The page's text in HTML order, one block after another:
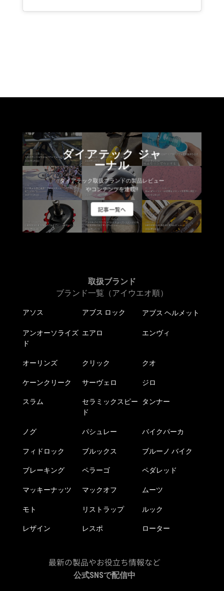
ダイアテック ジャ
ーナル
ダイアテック取扱ブランドの製品レビュー
やコンテンツを連載!!
記事一覧へ
取扱ブランド
ブランド一覧（アイウエオ順）
アソス アブス ロック アブス ヘルメット
アンオーソライズ
ド
エアロ エンヴィ
オーリンズ クリック クオ
ケーンクリーク サーヴェロ ジロ
スラム
セラミックスピー
ド
タンナー
ノグ パシュレー バイクパーカ
フィドロック ブルックス ブルーノ バイク
ブレーキング ペラーゴ ペダレッド
マッキーナッツ マックオフ ムーツ
モト リストラップ ルック
レザイン レスポ ローター
最新の製品やお役立ち情報など
公式SNSで配信中